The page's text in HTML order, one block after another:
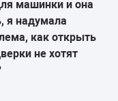
машинки и она
я надумала
как открыть
не хотят